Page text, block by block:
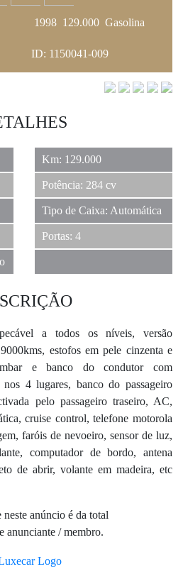
1998 129.000 Gasolina
ID: 1150041-009
Km: 129.000
Potência: 284 cv
Tipo de Caixa: Automática
Portas: 4
a todos os níveis, versão
estofos em pele cinzenta e
e banco do condutor com
nos 4 lugares, banco do passageiro
pelo passageiro traseiro, AC,
cruise control, telefone motorola
faróis de nevoeiro, sensor de luz,
computador de bordo, antena
de abrir, volante em madeira, etc
anúncio é da total
anunciante / membro.